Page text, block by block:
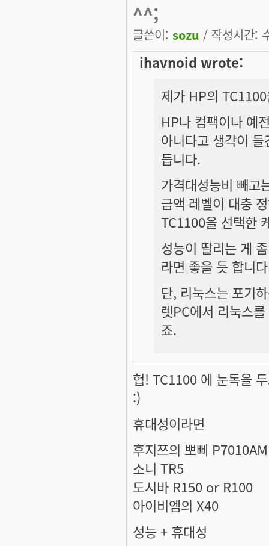
^^;
글쓴이: sozu / 작성시간:
ihavnoid wrote:
제가 HP의
HP나 컴팩이나 예
아니다고 생각이
듭니다.
가격대성능비 빼고
금액 레벨이 대충
TC1100을 선택한
성능이 딸리는 게
라면 좋을 듯 합니
단, 리눅스는 포기
렛PC에서 리눅스
죠.
헙! TC1100 에 눈독을
:)
휴대성이라면
후지쯔의 뽀삐 P7010AM
소니 TR5
도시바 R150 or R100
아이비엠의 X40
성능 + 휴대성